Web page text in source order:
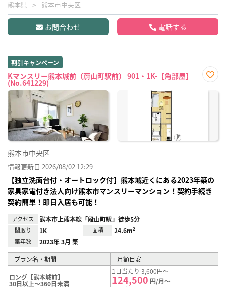
熊本県 熊本市中央区
お問合わせ 電話する
割引キャンペーン
Kマンスリー熊本城前（蔚山町駅前） 901・1K-【角部屋】
(No.641229)
に入
熊本市中央区
情報更新日 2026/08/02 12:29
【独立洗面台付・オートロック付】熊本城近くにある2023年築の
家具家電付き法人向け熊本市マンスリーマンション！契約手続き
契約簡単！即日入居も可能！
アクセス 熊本市上熊本線「段山町駅」徒歩5分
間取り 1K 面積 24.6m²
築年数 2023年 3月 築
プラン名・期間 月額目安
ロング【熊本城前】
30日以上～360日未満
1日当たり 3,600円～
124,500 円/月～